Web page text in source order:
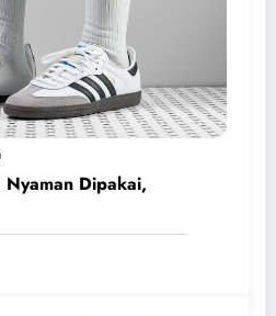
Dipakai,